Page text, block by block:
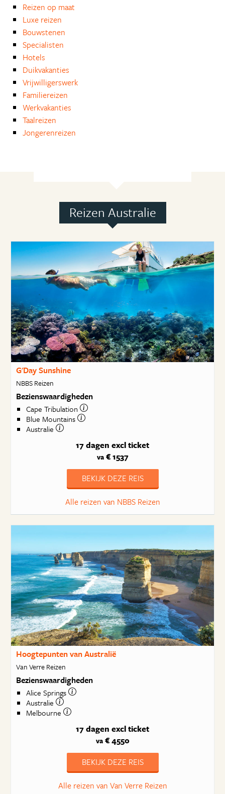
Reizen op maat
Luxe reizen
Bouwstenen
Specialisten
Hotels
Duikvakanties
Vrijwilligerswerk
Familiereizen
Werkvakanties
Taalreizen
Jongerenreizen
Reizen Australie
G'Day Sunshine
NBBS Reizen
Bezienswaardigheden
Cape Tribulation
Blue Mountains
Australie
17 dagen excl ticket
va€ 1537
BEKIJK DEZE REIS
Alle reizen van NBBS Reizen
Hoogtepunten van Australië
Van Verre Reizen
Bezienswaardigheden
Alice Springs
Australie
Melbourne
17 dagen excl ticket
va€ 4550
BEKIJK DEZE REIS
Alle reizen van Van Verre Reizen